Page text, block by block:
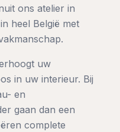
ons atelier in
heel België met
uw
in uw interieur. Bij
en
gaan dan een
complete